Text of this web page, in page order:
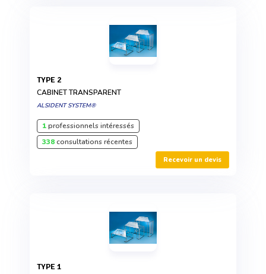
TYPE 2
CABINET TRANSPARENT
ALSIDENT SYSTEM®
1professionnels intéressés
338consultations récentes
Recevoir un devis
TYPE 1